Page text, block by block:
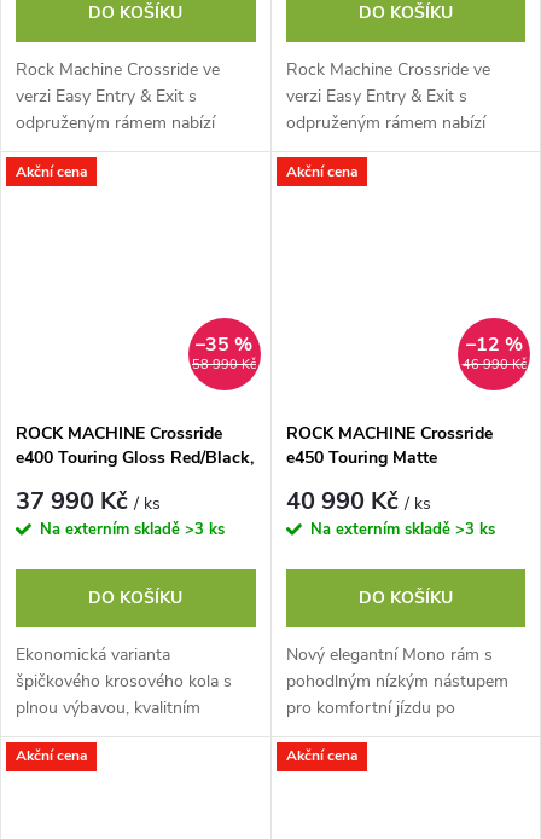
DO KOŠÍKU
Rock Machine Crossride ve
verzi Easy Entry & Exit s
odpruženým rámem nabízí
jízdní vlastnosti skutečného
offroadu s pohodlím
DO KOŠÍKU
Rock Machine Crossride ve
verzi Easy Entry & Exit s
odpruženým rámem nabízí
jízdní vlastnosti skutečného
offroadu s pohodlím
Akční cena
58 990 Kč
–35 %
ROCK MACHINE Crossride
e400 Touring Gloss Red/Black,
37 990 Kč/ ks
Na externím skladě >3 ks
DO KOŠÍKU
Ekonomická varianta
špičkového krosového kola s
plnou výbavou, kvalitním
motorem Shimano Steps
E5000 a plně integrovanou
Akční cena
46 990 Kč
–12 %
ROCK MACHINE Crossride
e450 Touring Matte
40 990 Kč/ ks
Na externím skladě >3 ks
DO KOŠÍKU
Nový elegantní Mono rám s
pohodlným nízkým nástupem
pro komfortní jízdu po
cyklostezkách a dojíždění ve
městě se středovým pohonem
Akční cena Akční cena